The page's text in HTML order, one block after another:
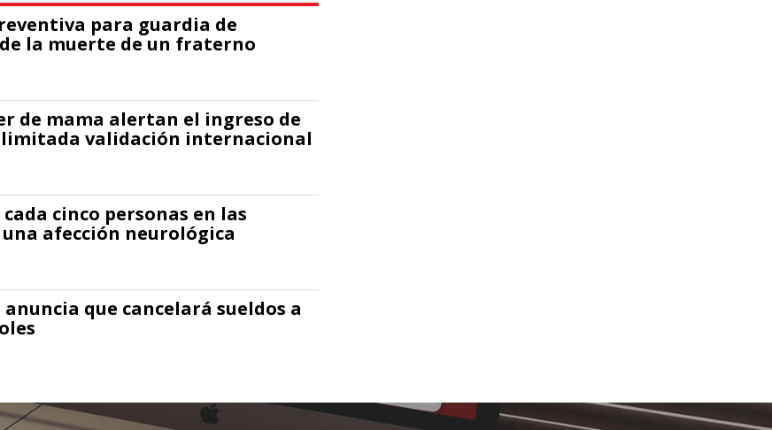
para guardia de
la muerte de un fraterno
de mama alertan el ingreso de
limitada validación internacional
cada cinco personas en las
afección neurológica
que cancelará sueldos a